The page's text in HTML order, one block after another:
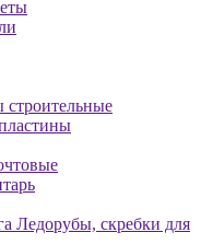
строительные
Ледорубы, скребки для